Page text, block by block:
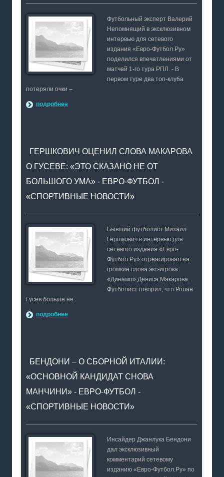
Футбольный эксперт Валерий
Непомнящий в эксклюзивном
интервью для сетевого
издания «Евро-Футбол.Ру»
поделился впечатлениями от
матчей 1-го тура РПЛ. - В
первом туре два топ-клуба
потеряли очки –
подробнее
ГЕРШКОВИЧ ОЦЕНИЛ СЛОВА МАКАРОВА
О ГУСЕВЕ: «ЭТО СКАЗАНО НЕ ОТ
БОЛЬШОГО УМА» - ЕВРО-ФУТБОЛ -
«СПОРТИВНЫЕ НОВОСТИ»
Бывший футболист Михаил
Гершкович в интервью для
сетевого издания «Евро-
Футбол.Ру» отреагировал на
громкие слова экс-игрока
«Динамо» Дениса Макарова.
Футболист говорил, что Ролан
Гусев больше не
подробнее
БЕНДОНИ – О СБОРНОЙ ИТАЛИИ:
«ОСНОВНОЙ КАНДИДАТ СНОВА
МАНЧИНИ» - ЕВРО-ФУТБОЛ -
«СПОРТИВНЫЕ НОВОСТИ»
Инсайдер Джанлука Бендони
дал эксклюзивный
комментарий сетевому
изданию «Евро-Футбол.Ру» по